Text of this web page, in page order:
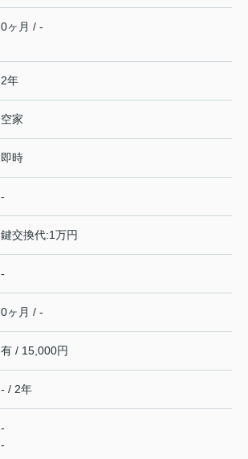
0ヶ月 / -
2年
空家
即時
-
鍵交換代:1万円
-
0ヶ月 / -
有 / 15,000円
- / 2年
-
-